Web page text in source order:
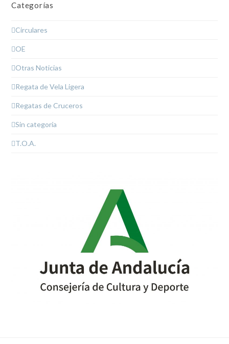
Categorías
Circulares
OE
Otras Noticias
Regata de Vela Ligera
Regatas de Cruceros
Sin categoría
T.O.A.